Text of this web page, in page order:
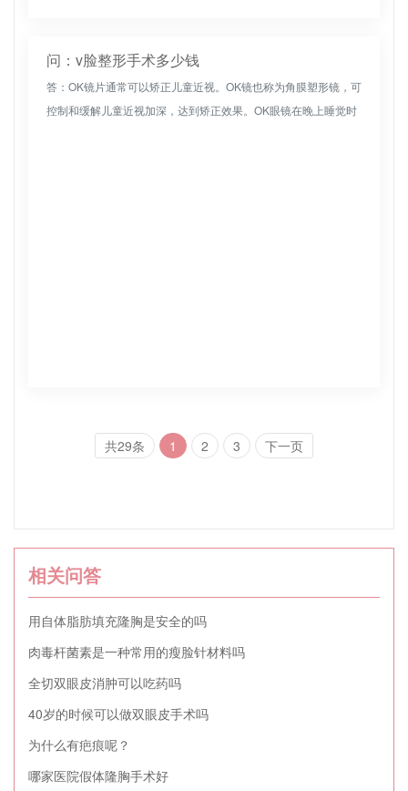
问：v脸整形手术多少钱
答：OK镜片通常可以矫正儿童近视。OK镜也称为角膜塑形镜，可
控制和缓解儿童近视加深，达到矫正效果。OK眼镜在晚上睡觉时
共29条 1 2 3 下一页
相关问答
用自体脂肪填充隆胸是安全的吗
肉毒杆菌素是一种常用的瘦脸针材料吗
全切双眼皮消肿可以吃药吗
40岁的时候可以做双眼皮手术吗
为什么有疤痕呢？
哪家医院假体隆胸手术好